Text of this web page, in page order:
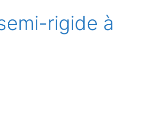
rigide à